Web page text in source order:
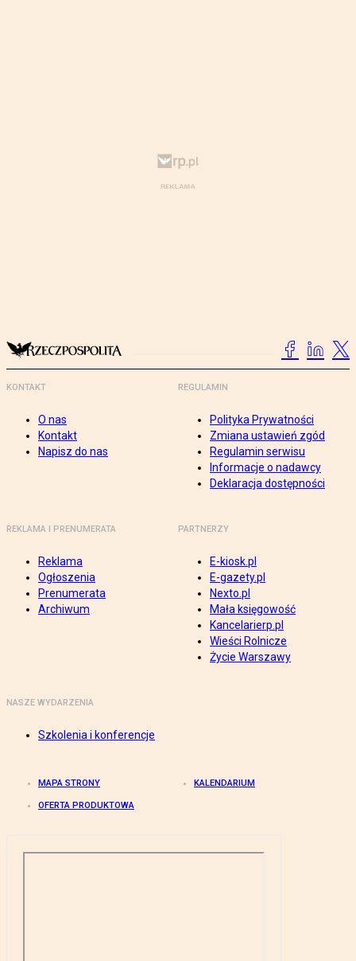
KONTAKT
O nas
Kontakt
Napisz do nas
REGULAMIN
Polityka Prywatności
Zmiana ustawień zgód
Regulamin serwisu
Informacje o nadawcy
Deklaracja dostępności
REKLAMA I PRENUMERATA
Reklama
Ogłoszenia
Prenumerata
Archiwum
PARTNERZY
E-kiosk.pl
E-gazety.pl
Nexto.pl
Mała księgowość
Kancelarierp.pl
Wieści Rolnicze
Życie Warszawy
NASZE WYDARZENIA
Szkolenia i konferencje
MAPA STRONY KALENDARIUM
OFERTA PRODUKTOWA